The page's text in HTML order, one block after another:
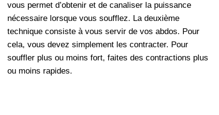
vous permet d’obtenir et de canaliser la puissance
nécessaire lorsque vous soufflez. La deuxième
technique consiste à vous servir de vos abdos. Pour
cela, vous devez simplement les contracter. Pour
souffler plus ou moins fort, faites des contractions plus
ou moins rapides.